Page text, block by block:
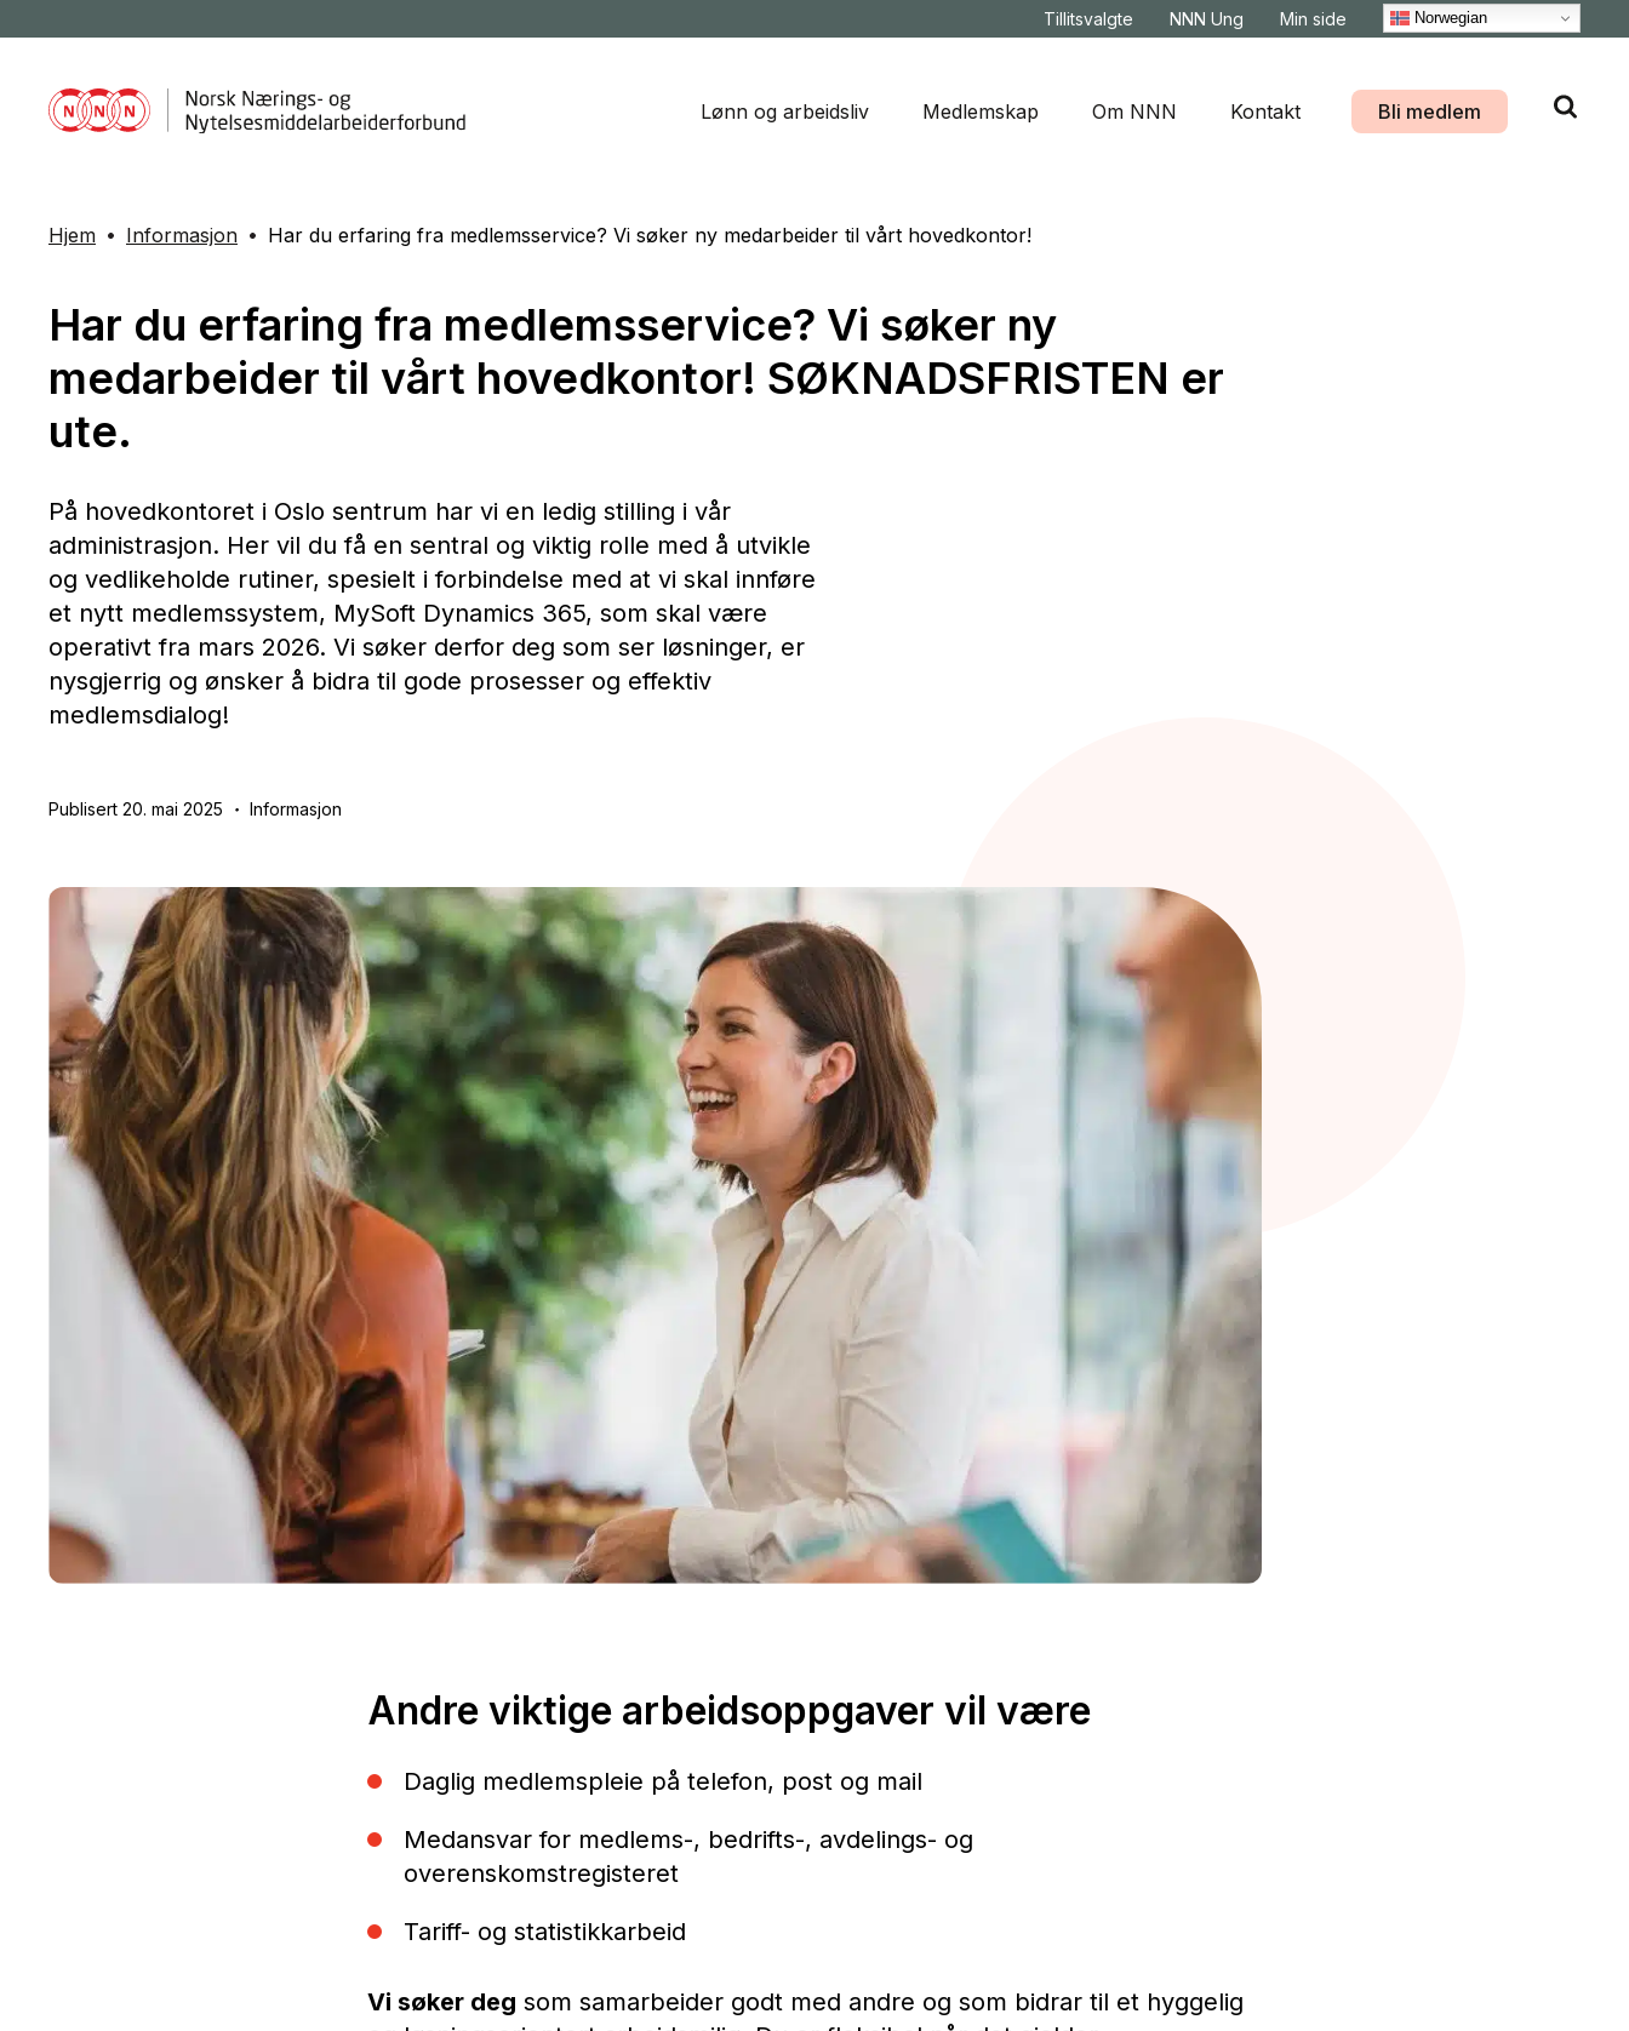
Tillitsvalgte NNN Ung Min side Norwegian
Lønn og arbeidsliv Medlemskap Om NNN Kontakt Bli medlem
Hjem Informasjon Har du erfaring fra medlemsservice? Vi søker ny medarbeider til vårt hovedkontor!
Har du erfaring fra medlemsservice? Vi søker ny
medarbeider til vårt hovedkontor! SØKNADSFRISTEN er
ute.
På hovedkontoret i Oslo sentrum har vi en ledig stilling i vår
administrasjon. Her vil du få en sentral og viktig rolle med å utvikle
og vedlikeholde rutiner, spesielt i forbindelse med at vi skal innføre
et nytt medlemssystem, MySoft Dynamics 365, som skal være
operativt fra mars 2026. Vi søker derfor deg som ser løsninger, er
nysgjerrig og ønsker å bidra til gode prosesser og effektiv
medlemsdialog!
Publisert 20. mai 2025 Informasjon
Andre viktige arbeidsoppgaver vil være
Daglig medlemspleie på telefon, post og mail
Medansvar for medlems-, bedrifts-, avdelings- og
overenskomstregisteret
Tariff- og statistikkarbeid
Vi søker deg som samarbeider godt med andre og som bidrar til et hyggelig